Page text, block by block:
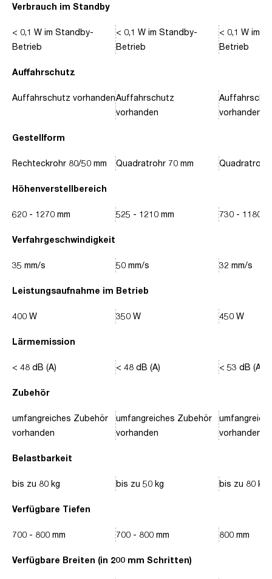
Verbrauch im Standby
Auffahrschutz
Gestellform
Höhenverstellbereich
Verfahrgeschwindigkeit
Leistungsaufnahme im Betrieb
Lärmemission
Zubehör
Belastbarkeit
Verfügbare Tiefen
Verfügbare Breiten (in 200 mm Schritten)
< 0,1 W im Standby-
Betrieb
Auffahrschutz vorhanden
Rechteckrohr 80/50 mm
620 - 1270 mm
35 mm/s
400 W
< 48 dB (A)
umfangreiches Zubehör
vorhanden
bis zu 80 kg
700 - 800 mm
< 0,1 W im Standby-
Betrieb
Auffahrschutz
vorhanden
Quadratrohr 70 mm
525 - 1210 mm
50 mm/s
350 W
< 48 dB (A)
umfangreiches Zubehör
vorhanden
bis zu 50 kg
700 - 800 mm
< 0,1 W im
Betrieb
vorhanden
Quadratrohr
730 - 1180
32 mm/s
450 W
< 53 dB (A)
vorhanden
bis zu 80 kg
800 mm